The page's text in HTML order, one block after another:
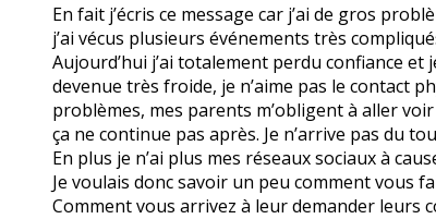
En fait j’écris ce message car j’ai de gros
j’ai vécus plusieurs événements très
Aujourd’hui j’ai totalement perdu confiance et
devenue très froide, je n’aime pas le contact
problèmes, mes parents m’obligent à aller
ça ne continue pas après. Je n’arrive pas du
En plus je n’ai plus mes réseaux sociaux à
Je voulais donc savoir un peu comment vous
Comment vous arrivez à leur demander leurs